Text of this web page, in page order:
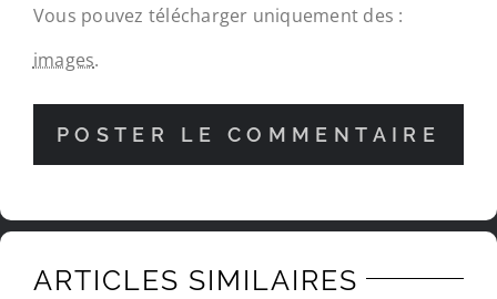
Vous pouvez télécharger uniquement des :
images.
ARTICLES SIMILAIRES